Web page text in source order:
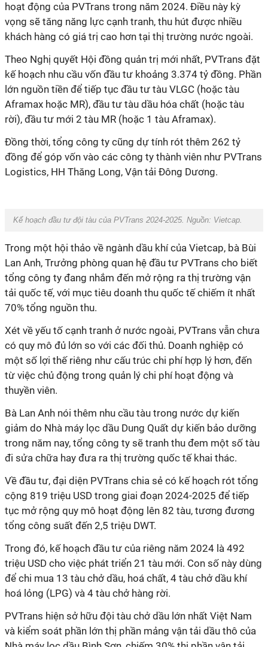
hoạt động của PVTrans trong năm 2024. Điều này kỳ
vọng sẽ tăng năng lực cạnh tranh, thu hút được nhiều
khách hàng có giá trị cao hơn tại thị trường nước ngoài.
Theo Nghị quyết Hội đồng quản trị mới nhất, PVTrans đặt
kế hoạch nhu cầu vốn đầu tư khoảng 3.374 tỷ đồng. Phần
lớn nguồn tiền để tiếp tục đầu tư tàu VLGC (hoặc tàu
Aframax hoặc MR), đầu tư tàu dầu hóa chất (hoặc tàu
rời), đầu tư mới 2 tàu MR (hoặc 1 tàu Aframax).
Đồng thời, tổng công ty cũng dự tính rót thêm 262 tỷ
đồng để góp vốn vào các công ty thành viên như PVTrans
Logistics, HH Thăng Long, Vận tải Đông Dương.
Kế hoạch đầu tư đội tàu của PVTrans 2024-2025. Nguồn: Vietcap.
Trong một hội thảo về ngành dầu khí của Vietcap, bà Bùi
Lan Anh, Trưởng phòng quan hệ đầu tư PVTrans cho biết
tổng công ty đang nhắm đến mở rộng ra thị trường vận
tải quốc tế, với mục tiêu doanh thu quốc tếchiếm ít nhất
70% tổng nguồn thu.
Xét về yếu tố cạnh tranh ở nước ngoài, PVTrans vẫn chưa
có quy mô đủ lớn so với các đối thủ. Doanh nghiệp có
một số lợi thế riêng như cấu trúc chi phí hợp lý hơn, đến
từ việc chủ động trong quản lý chi phí hoạt động và
thuyền viên.
Bà Lan Anh nói thêm nhu cầu tàu trong nước dự kiến
giảm do Nhà máy lọc dầu Dung Quất dự kiến bảo dưỡng
trong năm nay, tổng công ty sẽ tranh thu đem một số tàu
đi sửa chữa hay đưa ra thị trường quốc tế khai thác.
Về đầu tư, đại diện PVTrans chia sẻ có kế hoạch rót tổng
cộng 819 triệu USD trong giai đoạn 2024-2025 để tiếp
tục mở rộng quy mô hoạt động lên 82 tàu, tương đương
tổng công suất đến 2,5 triệu DWT.
Trong đó, kế hoạch đầu tư của riêng năm 2024 là 492
triệu USD cho việc phát triển 21 tàu mới. Con số này dùng
để chi mua 13 tàu chở dầu, hoá chất, 4 tàu chở dầu khí
hoá lỏng (LPG) và 4 tàu chở hàng rời.
PVTrans hiện sở hữu đội tàu chở dầu lớn nhất Việt Nam
và kiểm soát phần lớn thị phần mảng vận tải dầu thô của